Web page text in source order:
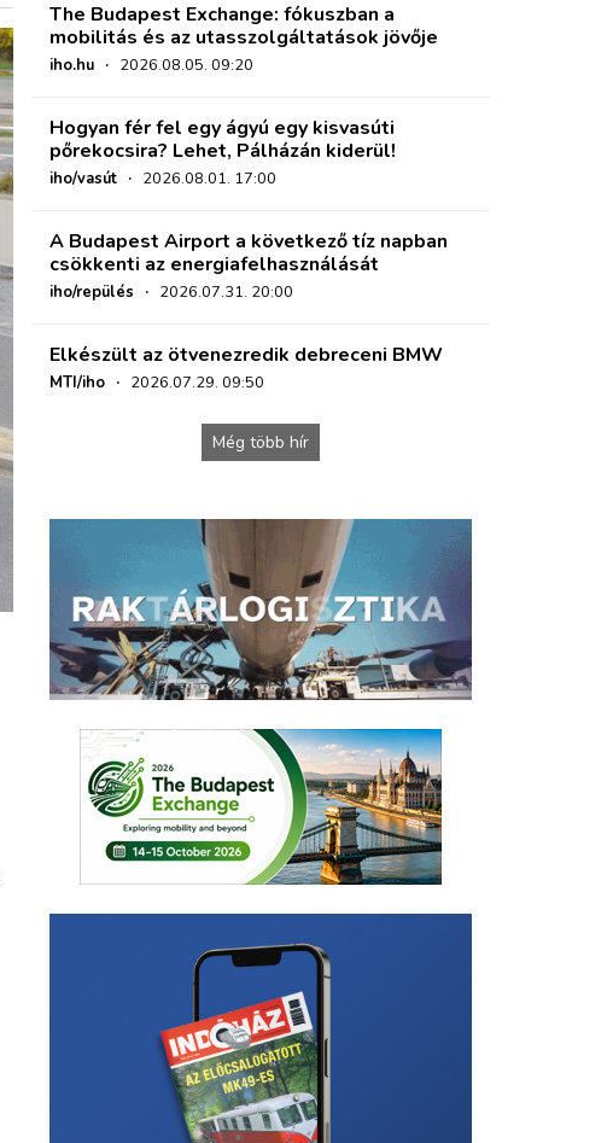
The Budapest Exchange: fókuszban a
mobilitás és az utasszolgáltatások jövője
iho.hu · 2026.08.05. 09:20
Hogyan fér fel egy ágyú egy kisvasúti
pőrekocsira? Lehet, Pálházán kiderül!
iho/vasút · 2026.08.01. 17:00
A Budapest Airport a következő tíz napban
csökkenti az energiafelhasználását
iho/repülés · 2026.07.31. 20:00
Elkészült az ötvenezredik debreceni BMW
MTI/iho · 2026.07.29. 09:50
Még több hír